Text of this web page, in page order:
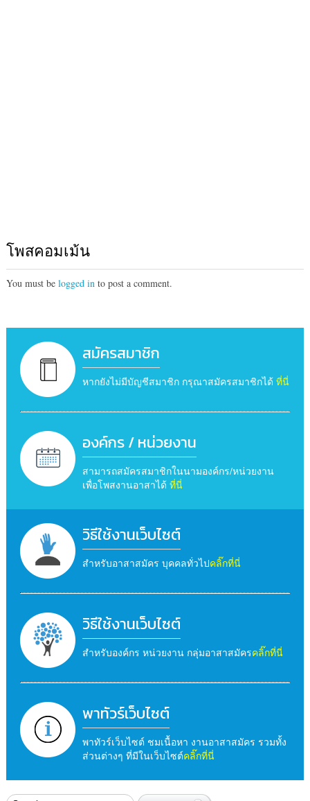
โพสคอมเม้น
You must be logged into post a comment.
สมัครสมาชิก
หากยังไม่มีบัญชีสมาชิก กรุณาสมัครสมาชิกได้ ที่นี่
องค์กร / หน่วยงาน
สามารถสมัครสมาชิกในนามองค์กร/หน่วยงาน
เพื่อโพสงานอาสาได้ ที่นี่
วิธีใช้งานเว็บไซต์
สำหรับอาสาสมัคร บุคคลทั่วไปคลิ๊กที่นี่
วิธีใช้งานเว็บไซต์
สำหรับองค์กร หน่วยงาน กลุ่มอาสาสมัครคลิ๊กที่นี่
พาทัวร์เว็บไซต์
พาทัวร์เว็บไซต์ ชมเนื้อหา งานอาสาสมัคร รวมทั้ง
ส่วนต่างๆ ที่มีในเว็บไซต์คลิ๊กที่นี่